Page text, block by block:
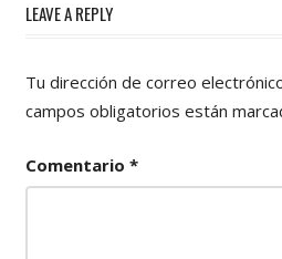
LEAVE A REPLY
Tu dirección de correo
campos obligatorios están
Comentario *